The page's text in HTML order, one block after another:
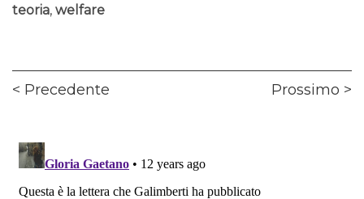
teoria, welfare
Navigazione
Precedente Prossimo